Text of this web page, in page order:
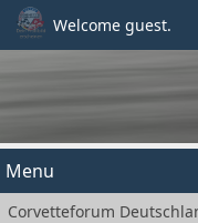
Welcome guest.
Menu
Corvetteforum